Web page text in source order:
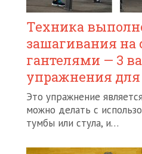
Техника
зашагивания на
гантелями — 3
упражнения для
Это упражнение
можно делать с
тумбы или стула, и…